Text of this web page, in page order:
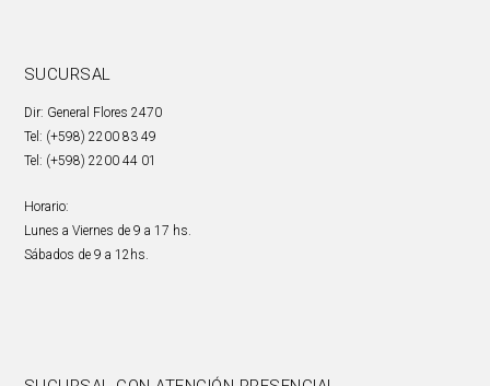
SUCURSAL
Dir: General Flores 2470
Tel: (+598) 2200 83 49
Tel: (+598) 2200 44 01
Horario:
Lunes a Viernes de 9 a 17 hs.
Sábados de 9 a 12hs.